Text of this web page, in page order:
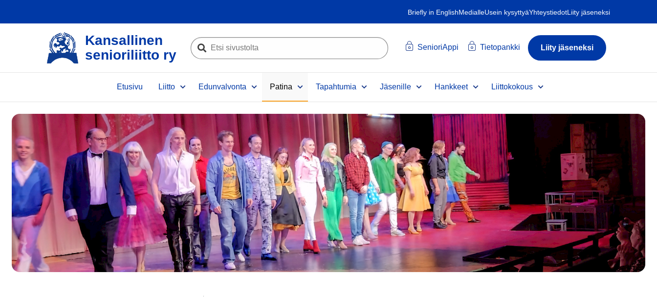
Briefly in EnglishMedialleUsein kysyttyäYhteystiedotLiity jäseneksi
Kansallinen
senioriliitto ry
Etsi
sivustolta
SenioriAppi Tietopankki Liity jäseneksi
Etusivu Liitto Edunvalvonta Patina Tapahtumia Jäsenille Hankkeet Liittokokous